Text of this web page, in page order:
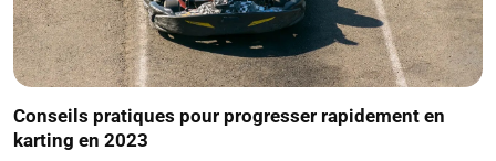
Conseils pratiques pour progresser rapidement en
karting en 2023